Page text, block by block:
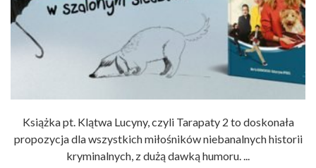
Książka pt. Klątwa Lucyny, czyli Tarapaty 2 to doskonała
propozycja dla wszystkich miłośników niebanalnych historii
kryminalnych, z dużą dawką humoru. ...